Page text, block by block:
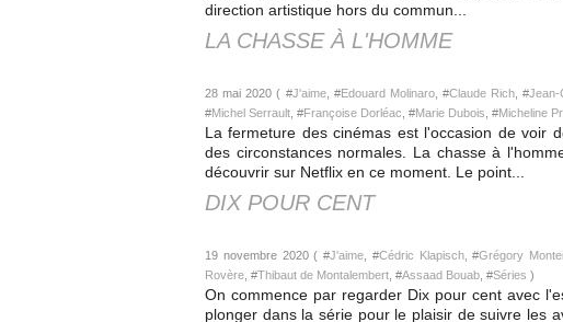
direction artistique hors du commun...
LA CHASSE À L'HOMME
28 mai 2020 ( #J'aime, #Edouard Molinaro, #Claude Rich , #Jean-
#Michel Serrault , #Françoise Dorléac , #Marie Dubois , #Micheline
La fermeture des cinémas est l'occasion de voir
des circonstances normales. La chasse à
découvrir sur Netflix en ce moment. Le point...
DIX POUR CENT
19 novembre 2020 ( #J'aime , #Cédric Klapisch, #Grégory
Rovère , #Thibaut de Montalembert , #Assaad Bouab , #Séries )
On commence par regarder Dix pour cent avec
plonger dans la série pour le plaisir de suivre les